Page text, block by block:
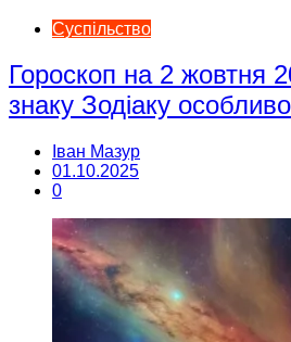
Суспільство
Гороскоп на 2 жовтня
знаку Зодіаку
Іван Мазур
01.10.2025
0